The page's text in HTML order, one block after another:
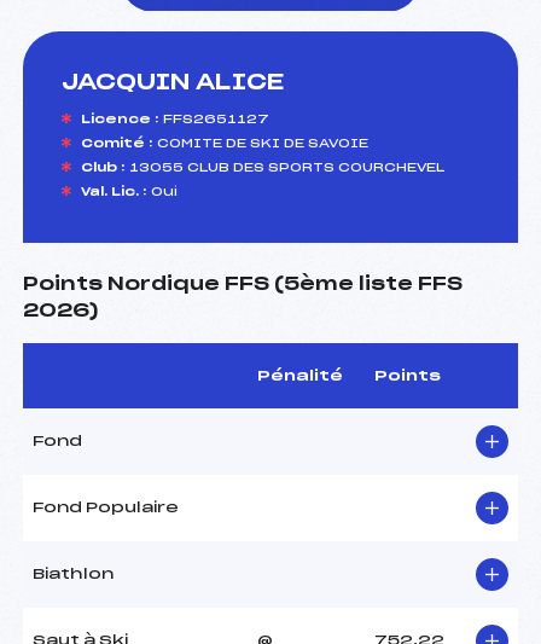
JACQUIN ALICE
Licence : FFS2651127
Comité : COMITE DE SKI DE SAVOIE
Club : 13055 CLUB DES SPORTS COURCHEVEL
Val. Lic. : Oui
Points Nordique FFS (5ème liste FFS
2026)
Pénalité Points
Fond
Fond Populaire
Biathlon
Saut à Ski @ 752.22